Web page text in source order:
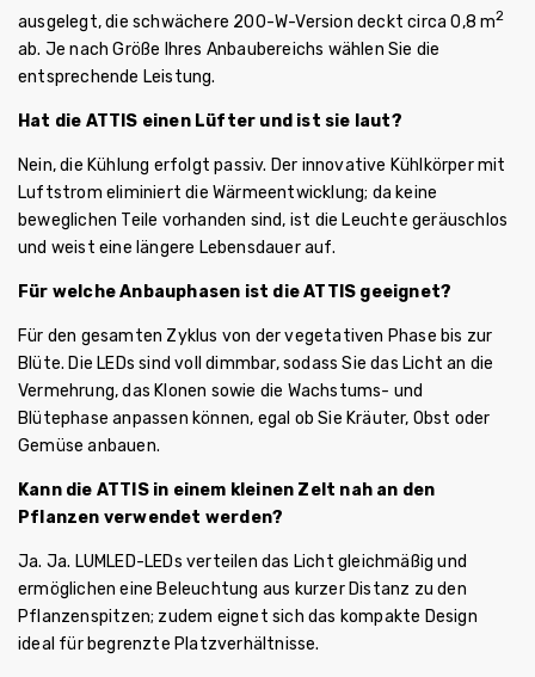
ausgelegt, die schwächere 200-W-Version deckt circa 0,8 m2
ab. Je nach Größe Ihres Anbaubereichs wählen Sie die
entsprechende Leistung.
Hat die ATTIS einen Lüfter und ist sie laut?
Nein, die Kühlung erfolgt passiv. Der innovative Kühlkörper mit
Luftstrom eliminiert die Wärmeentwicklung; da keine
beweglichen Teile vorhanden sind, ist die Leuchte geräuschlos
und weist eine längere Lebensdauer auf.
Für welche Anbauphasen ist die ATTIS geeignet?
Für den gesamten Zyklus von der vegetativen Phase bis zur
Blüte. Die LEDs sind voll dimmbar, sodass Sie das Licht an die
Vermehrung, das Klonen sowie die Wachstums- und
Blütephase anpassen können, egal ob Sie Kräuter, Obst oder
Gemüse anbauen.
Kann die ATTIS in einem kleinen Zelt nah an den
Pflanzen verwendet werden?
Ja. Ja. LUMLED-LEDs verteilen das Licht gleichmäßig und
ermöglichen eine Beleuchtung aus kurzer Distanz zu den
Pflanzenspitzen; zudem eignet sich das kompakte Design
ideal für begrenzte Platzverhältnisse.